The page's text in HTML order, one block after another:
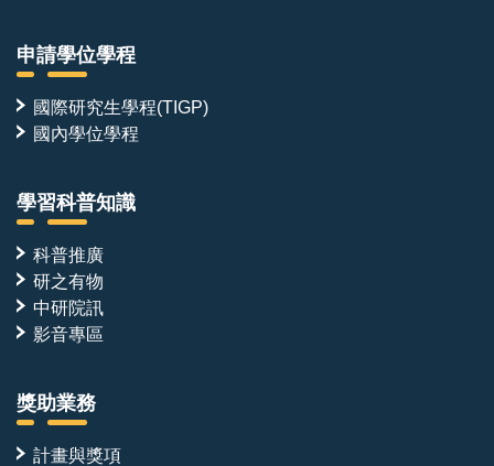
申請學位學程
國際研究生學程(TIGP)
國內學位學程
學習科普知識
科普推廣
研之有物
中研院訊
影音專區
獎助業務
計畫與獎項